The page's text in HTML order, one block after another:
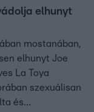
elhunyt
mostanában,
elhunyt Joe
La Toya
szexuálisan
és